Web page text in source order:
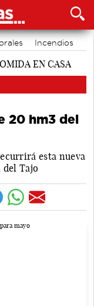
Incendios
20 hm3 del
esta nueva
del Tajo